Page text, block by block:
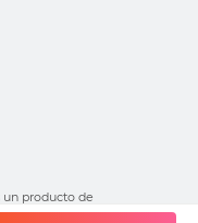
producto de